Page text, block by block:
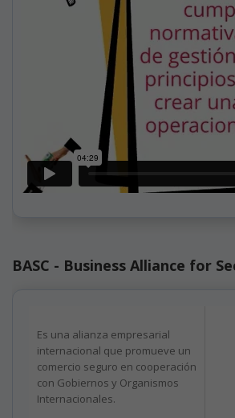
BASC - Business Alliance for
Es una alianza empresarial
internacional que promueve un
comercio seguro en cooperación
con Gobiernos y Organismos
Internacionales.